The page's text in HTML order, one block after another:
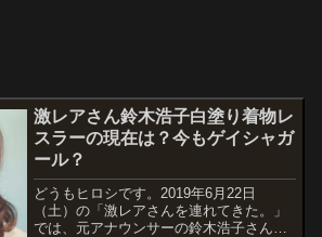
激レアさん鈴木浩子白塗り着物レ
スラーの現在は？今もゲイシャガ
ール？
どうもヒロシです。2019年6月22日
（土）の「激レアさんを連れてきた。」
では、元アナウンサーの鈴木浩子さんが